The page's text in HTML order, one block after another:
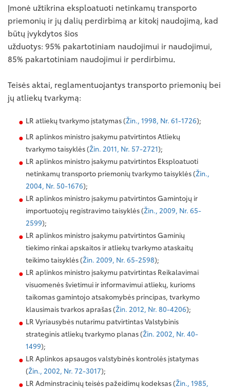
Įmonė užtikrina eksploatuoti netinkamų transporto
priemonių ir jų dalių perdirbimą ar kitokį naudojimą, kad
būtų įvykdytos šios
užduotys: 95% pakartotiniam naudojimui ir naudojimui,
85% pakartotiniam naudojimui ir perdirbimu.
Teisės aktai, reglamentuojantys transporto priemonių bei
jų atliekų tvarkymą:
LR atliekų tvarkymo įstatymas (Žin., 1998, Nr. 61-1726);
LR aplinkos ministro įsakymu patvirtintos Atliekų
tvarkymo taisyklės (Žin. 2011, Nr. 57-2721);
LR aplinkos ministro įsakymu patvirtintos Eksploatuoti
netinkamų transporto priemonių tvarkymo taisyklės (Žin.,
2004, Nr. 50-1676);
LR aplinkos ministro įsakymu patvirtintos Gamintojų ir
importuotojų registravimo taisyklės (Žin., 2009, Nr. 65-
2599);
LR aplinkos ministro įsakymu patvirtintos Gaminių
tiekimo rinkai apskaitos ir atliekų tvarkymo ataskaitų
teikimo taisyklės (Žin. 2009, Nr. 65-2598);
LR aplinkos ministro įsakymu patvirtintas Reikalavimai
visuomenės švietimui ir informavimui atliekų, kurioms
taikomas gamintojo atsakomybės principas, tvarkymo
klausimais tvarkos aprašas (Žin. 2012, Nr. 80-4206);
LR Vyriausybės nutarimu patvirtintas Valstybinis
strateginis atliekų tvarkymo planas (Žin. 2002, Nr. 40-
1499);
LR Aplinkos apsaugos valstybinės kontrolės įstatymas
(Žin., 2002, Nr. 72-3017);
LR Adminstracinių teisės pažeidimų kodeksas (Žin., 1985,